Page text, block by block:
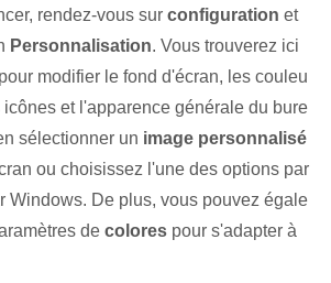
rendez-vous sur configuration et
Personnalisation. Vous trouverez ici
modifier le fond d'écran, les couleu
icônes et l'apparence générale du bure
sélectionner un image personnalisé
ou choisissez l'une des options par
Windows. De plus, vous pouvez égale
de colores pour s'adapter à